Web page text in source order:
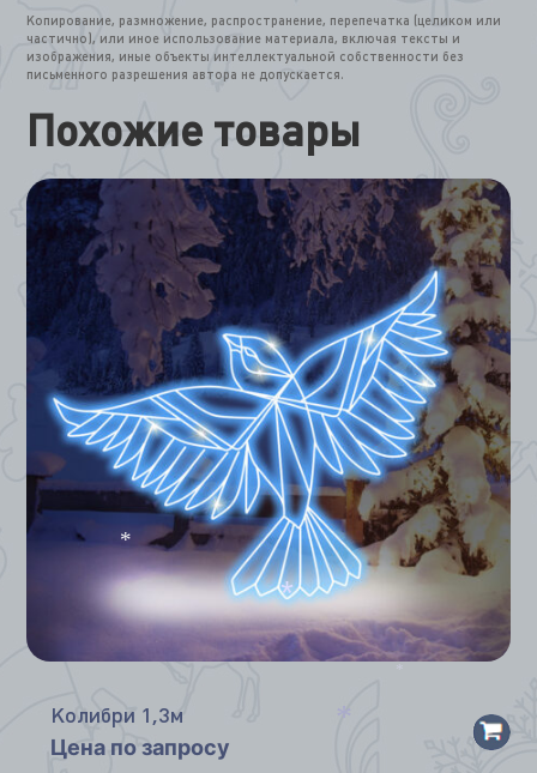
Копирование, размножение, распространение, перепечатка (целиком или
частично), или иное использование материала, включая тексты и
изображения, иные объекты интеллектуальной собственности без
письменного разрешения автора не допускается.
Похожие товары
Колибри 1,3м
Цена по запросу
*
*